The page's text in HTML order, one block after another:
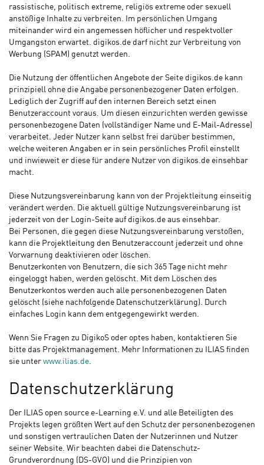
rassistische, politisch extreme, religiös extreme oder sexuell
anstößige Inhalte zu verbreiten. Im persönlichen Umgang
miteinander wird ein angemessen höflicher und respektvoller
Umgangston erwartet. digikos.de darf nicht zur Verbreitung von
Werbung (SPAM) genutzt werden.
Die Nutzung der öffentlichen Angebote der Seite digikos.de kann
prinzipiell ohne die Angabe personenbezogener Daten erfolgen.
Lediglich der Zugriff auf den internen Bereich setzt einen
Benutzeraccount voraus. Um diesen einzurichten werden gewisse
personenbezogene Daten (vollständiger Name und E-Mail-Adresse)
verarbeitet. Jeder Nutzer kann selbst frei darüber bestimmen,
welche weiteren Angaben er in sein persönliches Profil einstellt
und inwieweit er diese für andere Nutzer von digikos.de einsehbar
macht.
Diese Nutzungsvereinbarung kann von der Projektleitung einseitig
verändert werden. Die aktuell gültige Nutzungsvereinbarung ist
jederzeit von der Login-Seite auf digikos.de aus einsehbar.
Bei Personen, die gegen diese Nutzungsvereinbarung verstoßen,
kann die Projektleitung den Benutzeraccount jederzeit und ohne
Vorwarnung deaktivieren oder löschen.
Benutzerkonten von Benutzern, die sich 365 Tage nicht mehr
eingeloggt haben, werden gelöscht. Mit dem Löschen des
Benutzerkontos werden auch alle personenbezogenen Daten
gelöscht (siehe nachfolgende Datenschutzerklärung). Durch
einfaches Login kann dem entgegengewirkt werden.
Wenn Sie Fragen zu DigikoS oder optes haben, kontaktieren Sie
bitte das Projektmanagement. Mehr Informationen zu ILIAS finden
sie unter www.ilias.de.
Datenschutzerklärung
Der ILIAS open source e-Learning e.V. und alle Beteiligten des
Projekts legen größten Wert auf den Schutz der personenbezogenen
und sonstigen vertraulichen Daten der Nutzerinnen und Nutzer
seiner Website. Wir beachten dabei die Datenschutz-
Grundverordnung (DS-GVO) und die Prinzipien von